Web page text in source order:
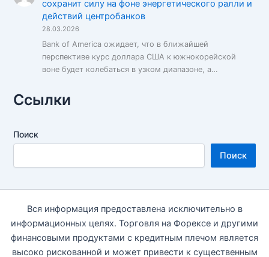
сохранит силу на фоне энергетического ралли и
действий центробанков
28.03.2026
Bank of America ожидает, что в ближайшей
перспективе курс доллара США к южнокорейской
воне будет колебаться в узком диапазоне, а…
Ссылки
Поиск
Поиск
Вся информация предоставлена исключительно в
информационных целях. Торговля на Форексе и другими
финансовыми продуктами с кредитным плечом является
высоко рискованной и может привести к существенным